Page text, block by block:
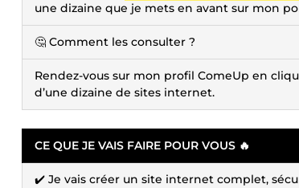
une dizaine que je mets en avant sur mon
🤔 Comment les consulter ?
Rendez-vous sur mon profil ComeUp en
d’une dizaine de sites internet.
CE QUE JE VAIS FAIRE POUR VOUS 🔥
✔️ Je vais créer un site internet complet,